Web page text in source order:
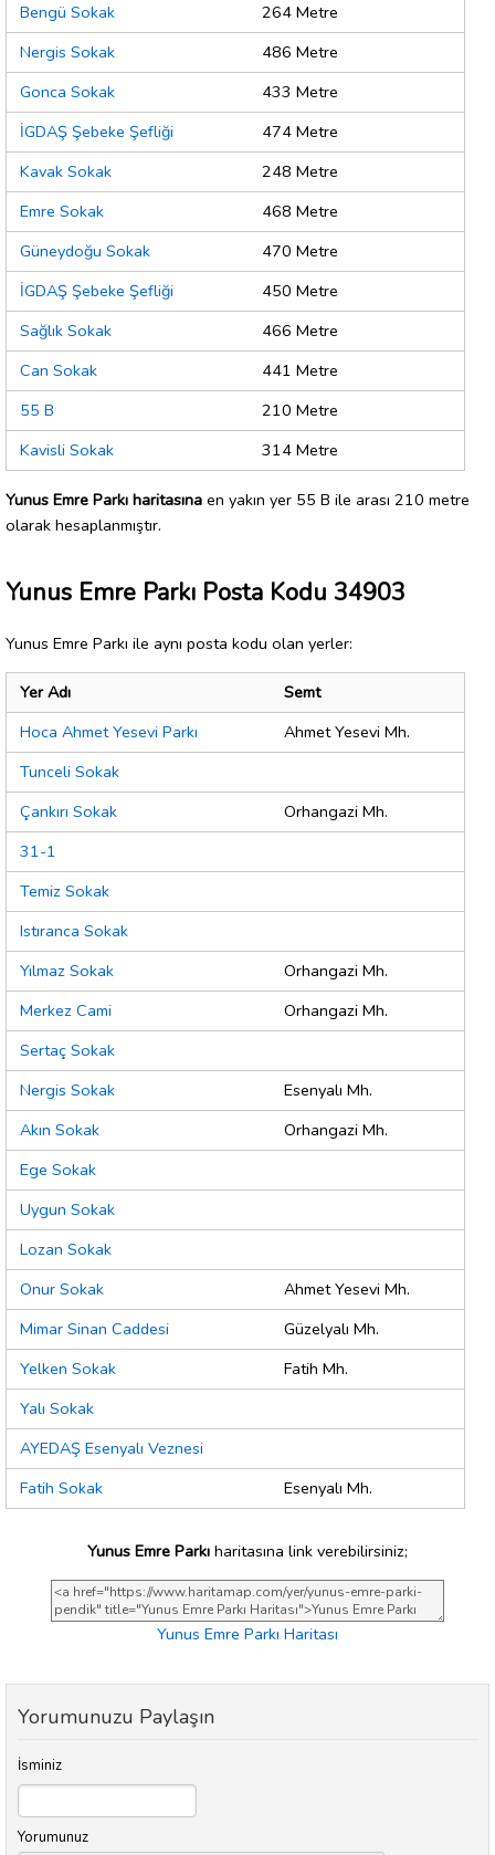
Bengü Sokak
264 Metre
Nergis Sokak
486 Metre
Gonca Sokak
433 Metre
İGDAŞ Şebeke Şefliği
474 Metre
Kavak Sokak
248 Metre
Emre Sokak
468 Metre
Güneydoğu Sokak
470 Metre
İGDAŞ Şebeke Şefliği
450 Metre
Sağlık Sokak
466 Metre
Can Sokak
441 Metre
55 B
210 Metre
Kavisli Sokak
314 Metre
Yunus Emre Parkı haritasına en yakın yer 55 B ile arası 210 metre
olarak hesaplanmıştır.
Yunus Emre Parkı Posta Kodu 34903
Yunus Emre Parkı ile aynı posta kodu olan yerler:
Yer Adı
Semt
Hoca Ahmet Yesevi Parkı
Ahmet Yesevi Mh.
Tunceli Sokak
Çankırı Sokak
Orhangazi Mh.
31-1
Temiz Sokak
Istıranca Sokak
Yılmaz Sokak
Orhangazi Mh.
Merkez Cami
Orhangazi Mh.
Sertaç Sokak
Nergis Sokak
Esenyalı Mh.
Akın Sokak
Orhangazi Mh.
Ege Sokak
Uygun Sokak
Lozan Sokak
Onur Sokak
Ahmet Yesevi Mh.
Mimar Sinan Caddesi
Güzelyalı Mh.
Yelken Sokak
Fatih Mh.
Yalı Sokak
AYEDAŞ Esenyalı Veznesi
Fatih Sokak
Esenyalı Mh.
Yunus Emre Parkı haritasına link verebilirsiniz;
Yunus Emre Parkı Haritası
Yorumunuzu Paylaşın
İsminiz
Yorumunuz